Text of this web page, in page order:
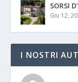
SORSI
Giu 12,
I NOSTRI